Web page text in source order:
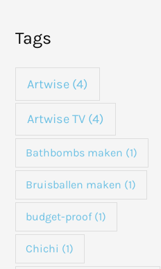
e
a
Tags
Artwise (4)
Artwise TV (4)
Bathbombs maken (1)
Bruisballen maken (1)
budget-proof(1)
Chichi (1)